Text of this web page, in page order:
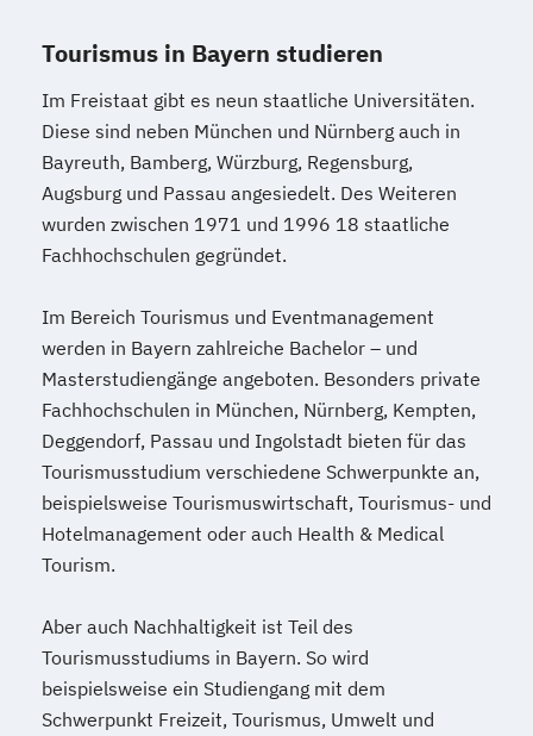
Tourismus in Bayern studieren
Im Freistaat gibt es neun staatliche Universitäten.
Diese sind neben München und Nürnberg auch in
Bayreuth, Bamberg, Würzburg, Regensburg,
Augsburg und Passau angesiedelt. Des Weiteren
wurden zwischen 1971 und 1996 18 staatliche
Fachhochschulen gegründet.
Im Bereich Tourismus und Eventmanagement
werden in Bayern zahlreiche Bachelor – und
Masterstudiengänge angeboten. Besonders private
Fachhochschulen in München, Nürnberg, Kempten,
Deggendorf, Passau und Ingolstadt bieten für das
Tourismusstudium verschiedene Schwerpunkte an,
beispielsweise Tourismuswirtschaft, Tourismus- und
Hotelmanagement oder auch Health & Medical
Tourism.
Aber auch Nachhaltigkeit ist Teil des
Tourismusstudiums in Bayern. So wird
beispielsweise ein Studiengang mit dem
Schwerpunkt Freizeit, Tourismus, Umwelt und